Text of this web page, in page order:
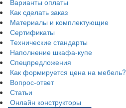
Варианты оплаты
Как сделать заказ
Материалы и комплектующие
Сертификаты
Технические стандарты
Наполнение шкафа-купе
Спецпредложения
Как формируется цена на мебель?
Вопрос-ответ
Статьи
Онлайн конструкторы